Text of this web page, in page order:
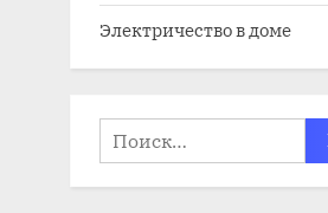
Электричество в доме
Найти: